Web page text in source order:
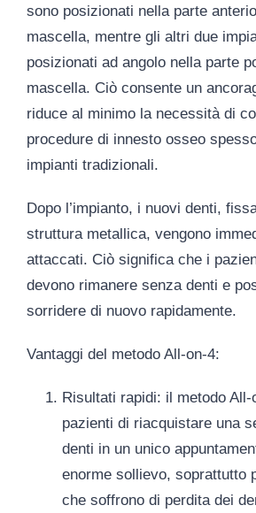
sono posizionati nella parte
mascella, mentre gli altri due
posizionati ad angolo nella parte
mascella. Ciò consente un
riduce al minimo la necessità di
procedure di innesto osseo
impianti tradizionali.
Dopo l’impianto, i nuovi denti,
struttura metallica, vengono
attaccati. Ciò significa che i
devono rimanere senza denti e
sorridere di nuovo rapidamente.
Vantaggi del metodo All-on-4:
Risultati rapidi: il metodo
pazienti di riacquistare una
denti in un unico
enorme sollievo, soprattutto
che soffrono di perdita dei